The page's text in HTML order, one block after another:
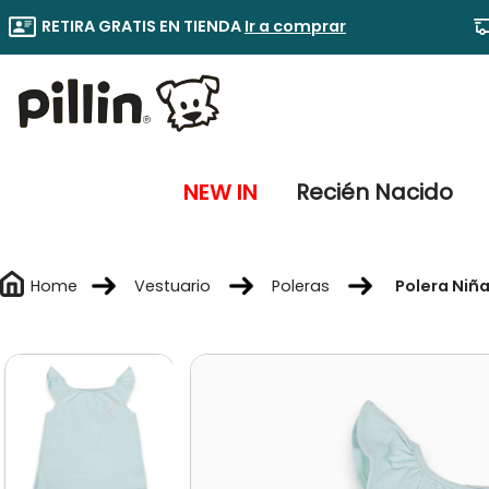
RETIRA GRATIS EN TIENDA Ir a comprar
NEW IN Recién Nacido
Vestuario Poleras Polera